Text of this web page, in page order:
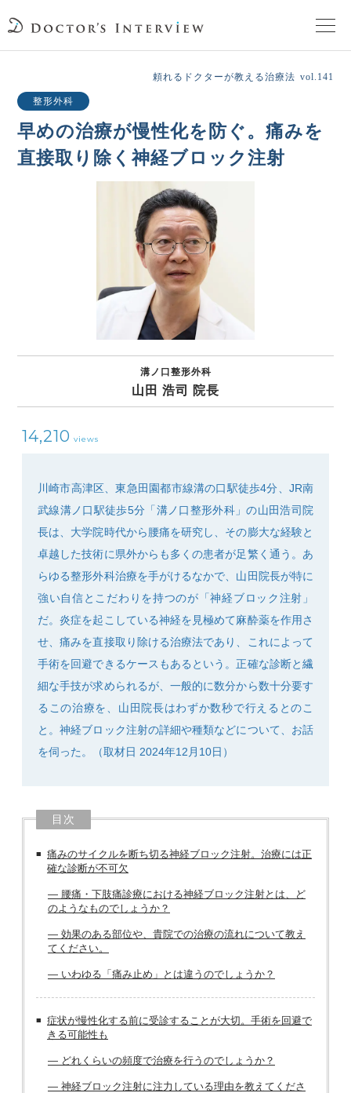
頼れるドクターが教える治療法
街の頼れるドクターたち
頼れるドクターが教える治療法 vol.141
整形外科
早めの治療が慢性化を防ぐ。痛みを
直接取り除く神経ブロック注射
溝ノ口整形外科
山田 浩司 院長
14,210 views
川崎市高津区、東急田園都市線溝の口駅徒歩4分、JR南
武線溝ノ口駅徒歩5分「溝ノ口整形外科」の山田浩司院
長は、大学院時代から腰痛を研究し、その膨大な経験と
卓越した技術に県外からも多くの患者が足繁く通う。あ
らゆる整形外科治療を手がけるなかで、山田院長が特に
強い自信とこだわりを持つのが「神経ブロック注射」
だ。炎症を起こしている神経を見極めて麻酔薬を作用さ
せ、痛みを直接取り除ける治療法であり、これによって
手術を回避できるケースもあるという。正確な診断と繊
細な手技が求められるが、一般的に数分から数十分要す
るこの治療を、山田院長はわずか数秒で行えるとのこ
と。神経ブロック注射の詳細や種類などについて、お話
を伺った。（取材日 2024年12月10日）
目次
痛みのサイクルを断ち切る神経ブロック注射。治療には正
確な診断が不可欠
― 腰痛・下肢痛診療における神経ブロック注射とは、ど
のようなものでしょうか？
― 効果のある部位や、貴院での治療の流れについて教え
てください。
― いわゆる「痛み止め」とは違うのでしょうか？
症状が慢性化する前に受診することが大切。手術を回避で
きる可能性も
― どれくらいの頻度で治療を行うのでしょうか？
― 神経ブロック注射に注力している理由を教えてくださ